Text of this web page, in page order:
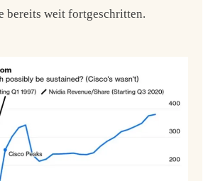
bereits weit fortgeschritten.